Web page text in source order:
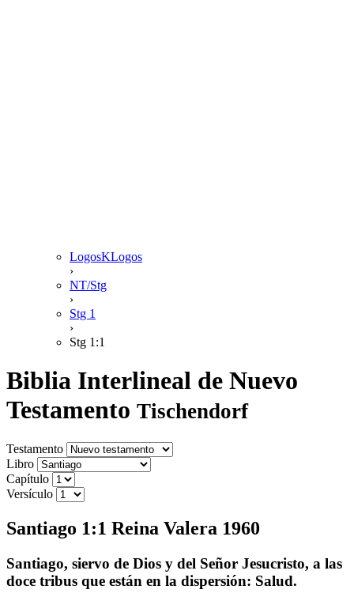
LogosKLogos
›
NT/Stg
›
Stg 1
›
Stg 1:1
Biblia Interlineal de Nuevo
Testamento Tischendorf
Testamento
Libro
Capítulo
Versículo
Santiago 1:1 Reina Valera 1960
Santiago, siervo de Dios y del Señor Jesucristo, a las
doce tribus que están en la dispersión: Salud.